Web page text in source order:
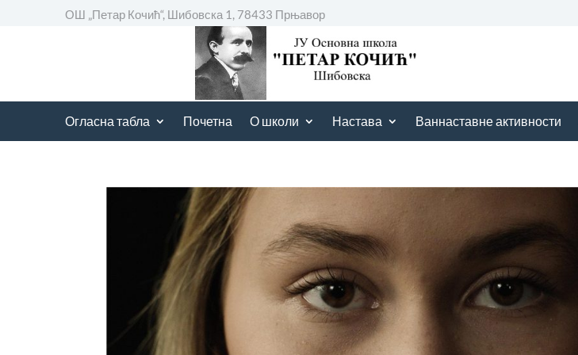
ОШ „Петар Кочић“, Шибовска 1, 78433 Прњавор
Огласна табла Почетна О школи Настава Ваннаставне активности